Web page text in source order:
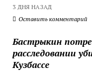
3 ДНЯ НАЗАД
Оставить комментарий
Бастрыкин
расследовании
Кузбассе